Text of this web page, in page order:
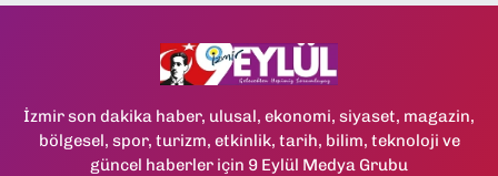
İzmir son dakika haber, ulusal, ekonomi, siyaset, magazin,
bölgesel, spor, turizm, etkinlik, tarih, bilim, teknoloji ve
güncel haberler için 9 Eylül Medya Grubu